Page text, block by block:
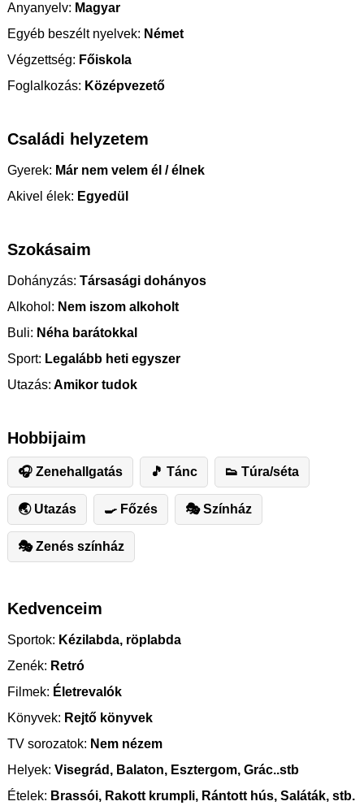
Anyanyelv: Magyar
Egyéb beszélt nyelvek: Német
Végzettség: Főiskola
Foglalkozás: Középvezető
Családi helyzetem
Gyerek: Már nem velem él / élnek
Akivel élek: Egyedül
Szokásaim
Dohányzás: Társasági dohányos
Alkohol: Nem iszom alkoholt
Buli: Néha barátokkal
Sport: Legalább heti egyszer
Utazás: Amikor tudok
Hobbijaim
🎧 Zenehallgatás 🎵 Tánc 👟 Túra/séta
🌏 Utazás 🍳 Főzés 🎭 Színház
🎭 Zenés színház
Kedvenceim
Sportok: Kézilabda, röplabda
Zenék: Retró
Filmek: Életrevalók
Könyvek: Rejtő könyvek
TV sorozatok: Nem nézem
Helyek: Visegrád, Balaton, Esztergom, Grác..stb
Ételek: Brassói, Rakott krumpli, Rántott hús, Saláták, stb.